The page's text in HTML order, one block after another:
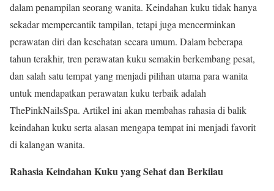
dalam penampilan seorang wanita. Keindahan kuku tidak hanya
sekadar mempercantik tampilan, tetapi juga mencerminkan
perawatan diri dan kesehatan secara umum. Dalam beberapa
tahun terakhir, tren perawatan kuku semakin berkembang pesat,
dan salah satu tempat yang menjadi pilihan utama para wanita
untuk mendapatkan perawatan kuku terbaik adalah
ThePinkNailsSpa. Artikel ini akan membahas rahasia di balik
keindahan kuku serta alasan mengapa tempat ini menjadi favorit
di kalangan wanita.
Rahasia Keindahan Kuku yang Sehat dan Berkilau